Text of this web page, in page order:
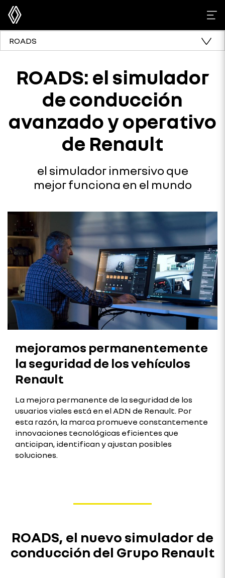
ROADS
ROADS: el simulador
de conducción
avanzado y operativo
de Renault
el simulador inmersivo que
mejor funciona en el mundo
mejoramos permanentemente
la seguridad de los vehículos
Renault
La mejora permanente de la seguridad de los
usuarios viales está en el ADN de Renault. Por
esta razón, la marca promueve constantemente
innovaciones tecnológicas eficientes que
anticipan, identifican y ajustan posibles
soluciones.
ROADS, el nuevo simulador de
conducción del Grupo Renault